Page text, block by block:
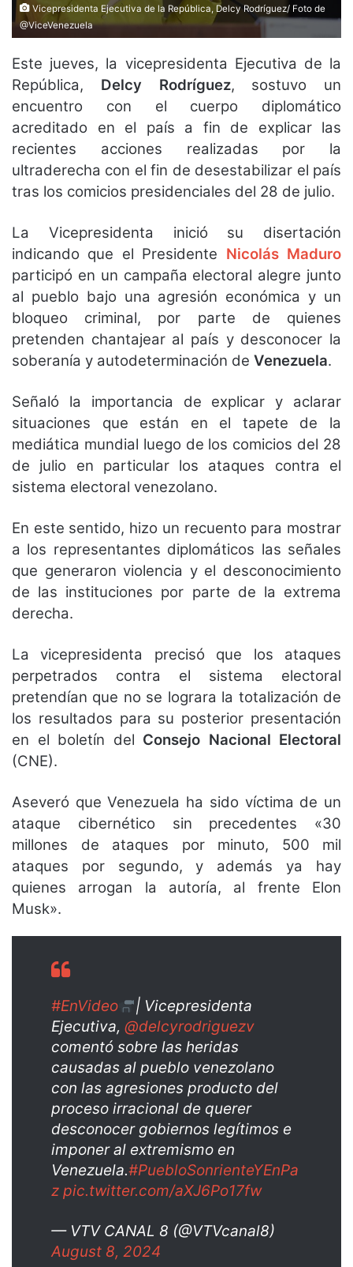
Vicepresidenta Ejecutiva de la República, Delcy Rodríguez/ Foto de
@ViceVenezuela
Este jueves, la vicepresidenta Ejecutiva de la
República, Delcy Rodríguez, sostuvo un
encuentro con el cuerpo diplomático
acreditado en el país a fin de explicar las
recientes acciones realizadas por la
ultraderecha con el fin de desestabilizar el país
tras los comicios presidenciales del 28 de julio.
La Vicepresidenta inició su disertación
indicando que el Presidente Nicolás Maduro
participó en un campaña electoral alegre junto
al pueblo bajo una agresión económica y un
bloqueo criminal, por parte de quienes
pretenden chantajear al país y desconocer la
soberanía y autodeterminación de Venezuela.
Señaló la importancia de explicar y aclarar
situaciones que están en el tapete de la
mediática mundial luego de los comicios del 28
de julio en particular los ataques contra el
sistema electoral venezolano.
En este sentido, hizo un recuento para mostrar
a los representantes diplomáticos las señales
que generaron violencia y el desconocimiento
de las instituciones por parte de la extrema
derecha.
La vicepresidenta precisó que los ataques
perpetrados contra el sistema electoral
pretendían que no se lograra la totalización de
los resultados para su posterior presentación
en el boletín del Consejo Nacional Electoral
(CNE).
Aseveró que Venezuela ha sido víctima de un
ataque cibernético sin precedentes «30
millones de ataques por minuto, 500 mil
ataques por segundo, y además ya hay
quienes arrogan la autoría, al frente Elon
Musk».
#EnVideo
| Vicepresidenta
Ejecutiva, @delcyrodriguezv
comentó sobre las heridas
causadas al pueblo venezolano
con las agresiones producto del
proceso irracional de querer
desconocer gobiernos legítimos e
imponer al extremismo en
Venezuela.#PuebloSonrienteYEnPa
z pic.twitter.com/aXJ6Po17fw
— VTV CANAL 8 (@VTVcanal8)
August 8, 2024